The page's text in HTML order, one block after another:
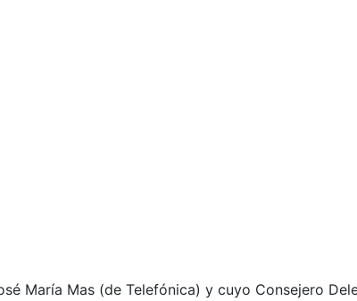
María Mas (de Telefónica) y cuyo Consejero